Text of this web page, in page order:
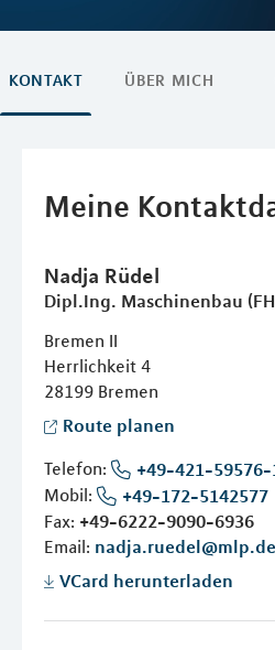
KONTAKT ÜBER MICH
Meine
Nadja Rüdel
Dipl.Ing. Maschinenbau
Bremen II
Herrlichkeit 4
28199 Bremen
Route planen
Telefon:
+49-421-59576-
Mobil:
+49-172-5142577
Fax: +49-6222-9090-6936
Email: nadja.ruedel@mlp.de
VCard herunterladen